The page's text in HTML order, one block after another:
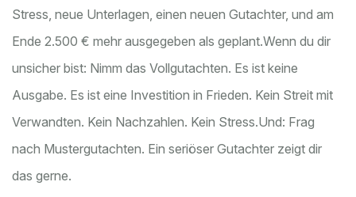
Stress, neue Unterlagen, einen neuen Gutachter, und am
Ende 2.500 € mehr ausgegeben als geplant.Wenn du dir
unsicher bist: Nimm das Vollgutachten. Es ist keine
Ausgabe. Es ist eine Investition in Frieden. Kein Streit mit
Verwandten. Kein Nachzahlen. Kein Stress.Und: Frag
nach Mustergutachten. Ein seriöser Gutachter zeigt dir
das gerne.